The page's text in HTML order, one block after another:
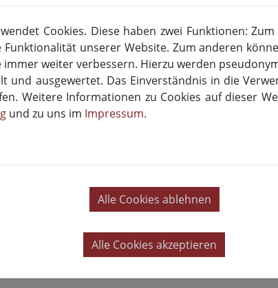
und FDP stellen im am 24.11.2021
auch mit Hilfe digitaler Anwendungen […] im
Finanzierung von Sprachmittlung bereits im
Cookies. Diese haben zwei Funktionen:
unserer Website. Zum anderen
immer weiter verbessern. Hierzu werden
und ausgewertet. Das Einverständnis in die
Weitere Informationen zu Cookies auf dieser
und zu uns im Impressum.
Alle Cookies ablehnen
Alle Cookies akzeptieren